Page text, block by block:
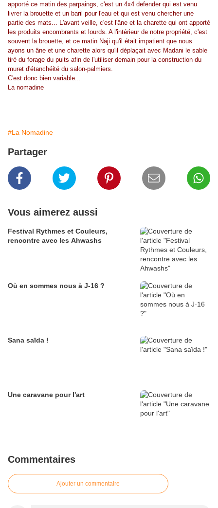
apporté ce matin des parpaings, c'est un 4x4 defender qui est venu
livrer la brouette et un baril pour l'eau et qui est venu chercher une
partie des mats... L'avant veille, c'est l'âne et la charette qui ont apporté
les produits encombrants et lourds. A l'intérieur de notre propriété, c'est
souvent la brouette, et ce matin Naji qu'il était impatient que nous
ayons un âne et une charette alors qu'il déplaçait avec Madani le sable
tiré du forage du puits afin de l'utiliser demain pour la construction du
muret d'étanchéité du salon-palmiers.
C'est donc bien variable...
La nomadine
#La Nomadine
Partager
Vous aimerez aussi
Festival Rythmes et Couleurs,
rencontre avec les Ahwashs
Où en sommes nous à J-16 ?
Sana saïda !
Une caravane pour l'art
Commentaires
Ajouter un commentaire